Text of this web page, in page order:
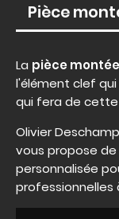
Pièce
La pièce montée
l'élément clef
qui fera de cette
Olivier
vous propose
personnalisée
professionnelles